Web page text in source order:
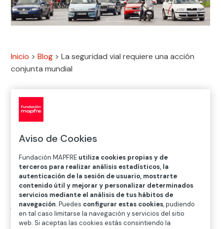
Inicio >Blog >La seguridad vial requiere una acción
conjunta mundial
 Seguridad Vial
Cada año, un total de 1,3 millones de personas fallecen
en siniestros viales y 50 millones de personas sufren
lesiones graves como resultado de unincidente de
tráfico, una realidad que convierte a este tipo de
siniestros en la primera causa mortal entre niños y
jóvenes en todo el mundo con edades comprendidas
entre los 5 y los 29 años. Todas estas tragedias se
Aviso de Cookies
Fundación MAPFRE utiliza cookies propias y de
terceros para realizar análisis estadísticos, la
autenticación de la sesión de usuario, mostrarte
contenido útil y mejorar y personalizar determinados
servicios mediante el análisis de tus hábitos de
navegación. Puedes configurar estas cookies, pudiendo
en tal caso limitarse la navegación y servicios del sitio
web. Si aceptas las cookies estás consintiendo la